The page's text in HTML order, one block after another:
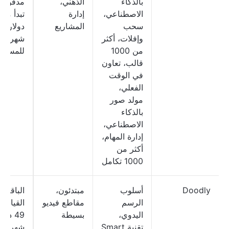
الاصطناعي،
سحب
وإفلات، أكثر
من 1000
قالب، تعاون
في الوقت
الفعلي،
مولد صور
بالذكاء
الاصطناعي،
إدارة المهام،
أكثر من
1000 تكامل
إدارة
المشاريع
شهريًا
Doodly
أسلوب
الرسم
اليدوي،
تقنية Smart
مبتدئون،
مقاطع فيديو
بسيطة
الباقة
49
شهريًا؛